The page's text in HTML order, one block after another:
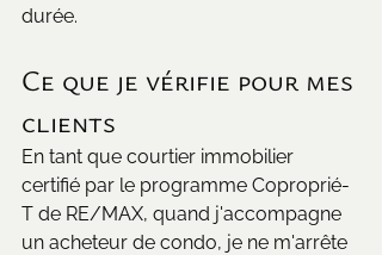
durée.
Ce que je vérifie pour mes
clients
En tant que courtier immobilier
certifié par le programme Coproprié-
T de RE/MAX, quand j'accompagne
un acheteur de condo, je ne m'arrête